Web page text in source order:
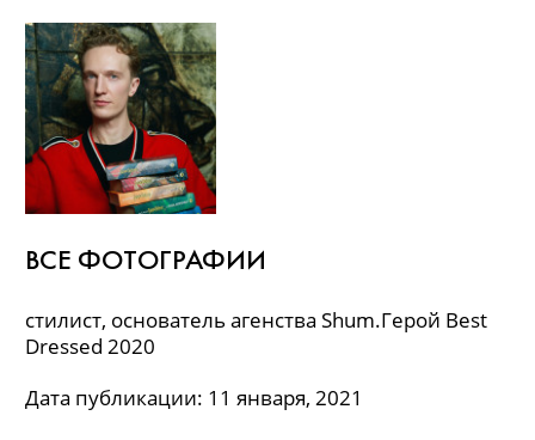
ВСЕ ФОТОГРАФИИ
стилист, основатель агенства Shum.Герой Best
Dressed 2020
Дата публикации: 11 января, 2021